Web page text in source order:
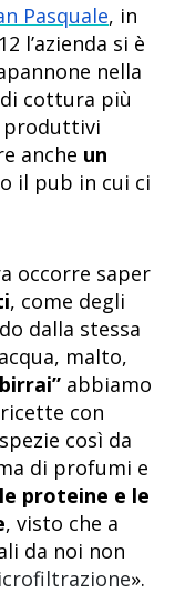
Pasquale, in
l’azienda si è
nella
cottura più
produttivi
anche un
il pub in cui ci
occorre saper
, come degli
dalla stessa
malto,
abbiamo
con
così da
di profumi e
proteine e le
, visto che a
da noi non
».